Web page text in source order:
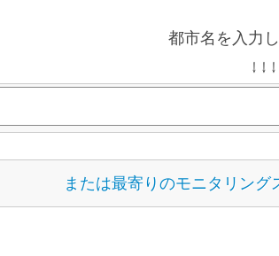
都市名を入力
↓ ↓ ↓
または最寄りのモニタリング